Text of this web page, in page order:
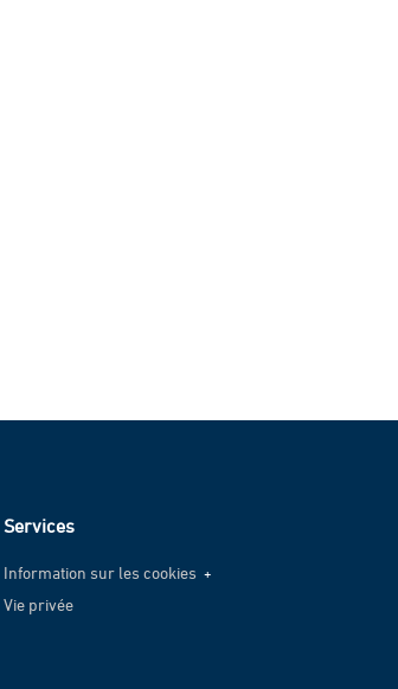
Services
Information sur les cookies
Information sur les cookies
Vie privée